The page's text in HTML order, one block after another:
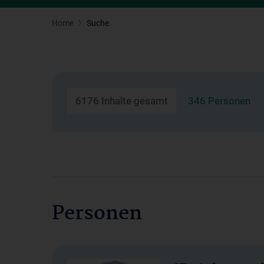
Home Suche
6176 Inhalte gesamt 346 Personen
Personen